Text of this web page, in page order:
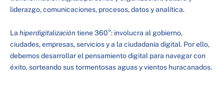
liderazgo, comunicaciones, procesos, datos y analítica.
La hiperdigitalización tiene 360°: involucra al gobierno,
ciudades, empresas, servicios y a la ciudadanía digital. Por ello,
debemos desarrollar el pensamiento digital para navegar con
éxito, sorteando sus tormentosas aguas y vientos huracanados.